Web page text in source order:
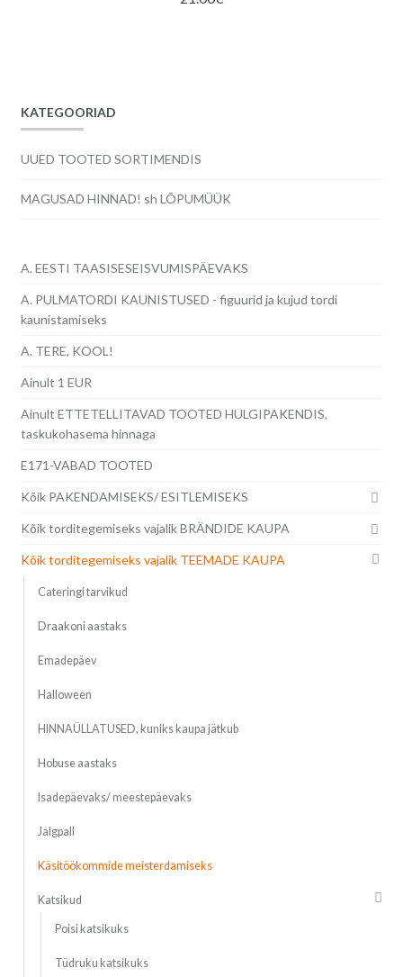
KATEGOORIAD
UUED TOOTED SORTIMENDIS
MAGUSAD HINNAD! sh LÕPUMÜÜK
A. EESTI TAASISESEISVUMISPÄEVAKS
A. PULMATORDI KAUNISTUSED - figuurid ja kujud tordi
kaunistamiseks
A. TERE, KOOL!
Ainult 1 EUR
Ainult ETTETELLITAVAD TOOTED HULGIPAKENDIS,
taskukohasema hinnaga
E171-VABAD TOOTED
Kõik PAKENDAMISEKS/ ESITLEMISEKS
Kõik torditegemiseks vajalik BRÄNDIDE KAUPA
Kõik torditegemiseks vajalik TEEMADE KAUPA
Cateringi tarvikud
Draakoni aastaks
Emadepäev
Halloween
HINNAÜLLATUSED, kuniks kaupa jätkub
Hobuse aastaks
Isadepäevaks/ meestepäevaks
Jalgpall
Käsitöökommide meisterdamiseks
Katsikud
Poisi katsikuks
Tüdruku katsikuks